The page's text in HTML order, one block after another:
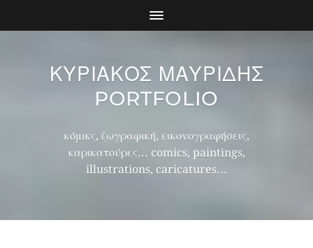
ΚΥΡΙΑΚΟΣ ΜΑΥΡΙΔΗΣ
PORTFOLIO
κόμικς, ζωγραφική, εικονογραφήσεις,
καρικατούρες... comics, paintings,
illustrations, caricatures...